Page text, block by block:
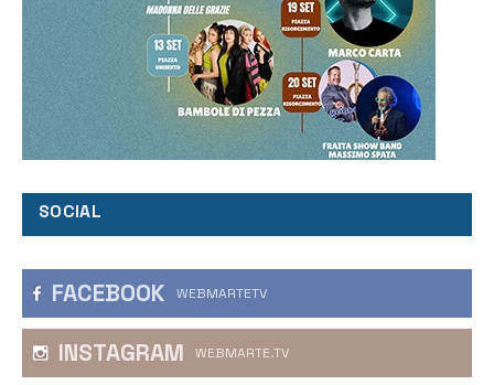
SOCIAL
FACEBOOK WEBMARTETV
INSTAGRAM WEBMARTE.TV